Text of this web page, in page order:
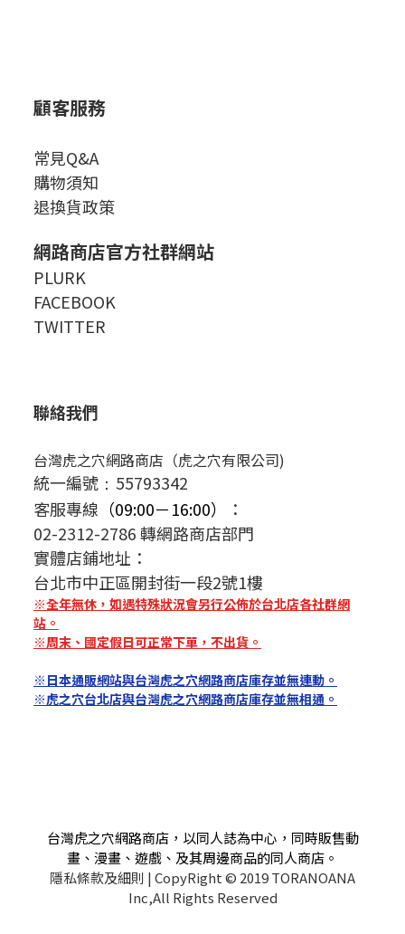
顧客服務
常見Q&A
購物須知
退換貨政策
網路商店官方社群網站
PLURK
FACEBOOK
TWITTER
聯絡我們
台灣虎之穴網路商店（虎之穴有限公司)
統一編號 ： 55793342
客服專線 （09:00－16:00）
：
02-2312-2786 轉網路商店部門
實體店鋪地址：
台北市中正區開封街一段2號1樓
※全年無休，如遇特殊狀況會另行公佈於台北店各社群網
站。
※周末、國定假日可正常下單，不出貨。
※日本通販網站與台灣虎之穴網路商店庫存並無連動。
※虎之穴台北店與台灣虎之穴網路商店庫存並無相通。
台灣虎之穴網路商店，以同人誌為中心，同時販售動
畫、漫畫、遊戲、及其周邊商品的同人商店。
隱私條款及細則 | CopyRight © 2019 TORANOANA
Inc,All Rights Reserved